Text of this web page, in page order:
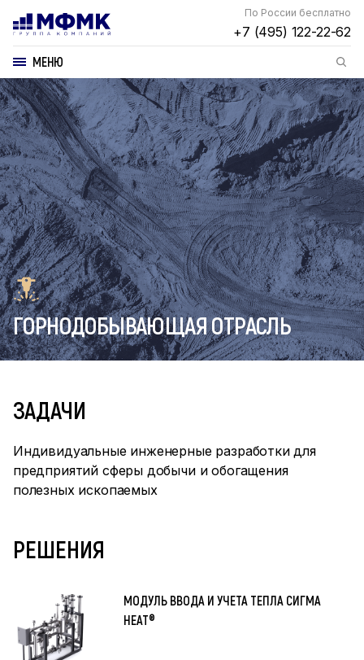
По России бесплатно
+7 (495) 122-22-62
МЕНЮ
ГОРНОДОБЫВАЮЩАЯ ОТРАСЛЬ
ЗАДАЧИ
Индивидуальные инженерные разработки для
предприятий сферы добычи и обогащения
полезных ископаемых
РЕШЕНИЯ
МОДУЛЬ ВВОДА И УЧЕТА ТЕПЛА СИГМА
HEAT®